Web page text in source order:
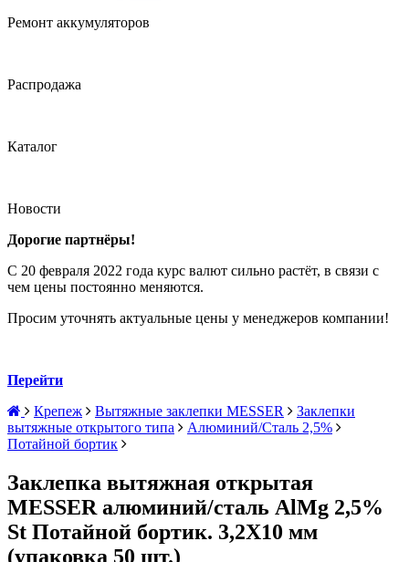
Ремонт аккумуляторов
Распродажа
Каталог
Новости
Дорогие партнёры!
С 20 февраля 2022 года курс валют сильно растёт, в связи с
чем цены постоянно меняются.
Просим уточнять актуальные цены у менеджеров компании!
Перейти
Крепеж
Вытяжные заклепки MESSER
Заклепки
вытяжные открытого типа
Алюминий/Сталь 2,5%
Потайной бортик
Заклепка вытяжная открытая
MESSER алюминий/сталь AlMg 2,5%
St Потайной бортик. 3,2X10 мм
(упаковка 50 шт.)